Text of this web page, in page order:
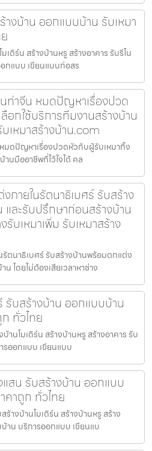
งบ้าน ออกแบบบ้าน รับเหมา
ดิร์น สร้างบ้านหรู สร้างอาคาร รับรีโน
กแบบ เขียนแบบก่อสร
ท่าจีน หมดปัญหาเรื่องปวด
อกใช้บริการทีมงานสร้างบ้าน
เหมาสร้างบ้าน.com
มดปัญหาเรื่องปวดหัวกับผู้รับเหมาทิ้ง
านมืออาชีพที่ไว้ใจได้ คล
ภายในรัตนาธิเบศร์ รับสร้าง
ละรับปรึกษาก่อนสร้างบ้าน
รับเหมาเพิ่ม รับเหมาสร้าง
ตนาธิเบศร์ รับสร้างบ้านพร้อมตกแต่ง
โดยไม่ต้องเสียเวลาหาช่าง
รับสร้างบ้าน ออกแบบบ้าน
ทั่วไทย
านโมเดิร์น สร้างบ้านหรู สร้างอาคาร รับ
รออกแบบ เขียนแบบ
แสน รับสร้างบ้าน ออกแบบ
คาถูก ทั่วไทย
างบ้านโมเดิร์น สร้างบ้านหรู สร้าง
าน บริการออกแบบ เขียนแบ